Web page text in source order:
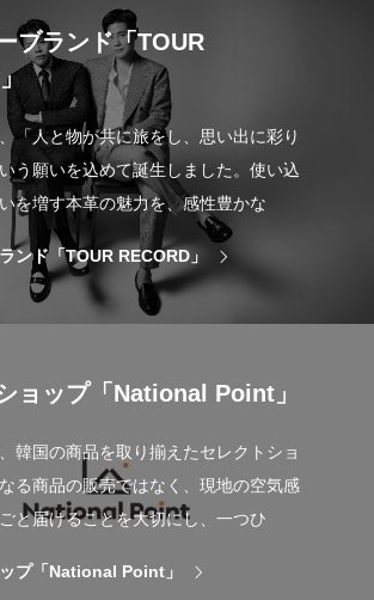
ブランド「TOUR
「人と物が共に旅をし、思い出に彩り
う願いを込めて誕生しました。使い込
を増す本革の魅力を、感性豊かな
ンド「TOUR RECORD」
ョップ「National Point」
韓国の商品を取り揃えたセレクトショ
る商品の販売ではなく、現地の空気感
と届けることを大切にし、一つひ
プ「National Point」